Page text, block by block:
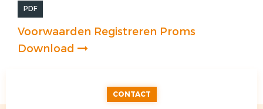
PDF
Voorwaarden Registreren Proms
Download
CONTACT